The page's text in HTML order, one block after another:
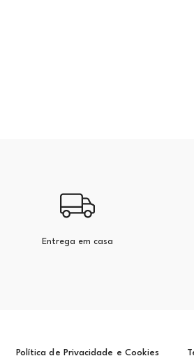
Entrega em casa
Política de Privacidade e Cookies